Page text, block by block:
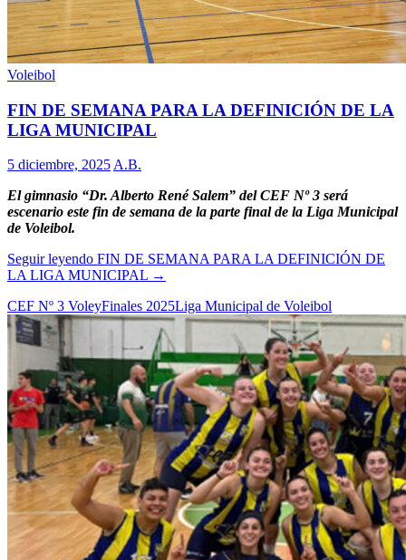
Voleibol
FIN DE SEMANA PARA LA DEFINICIÓN DE LA
LIGA MUNICIPAL
5 diciembre, 2025 A.B.
El gimnasio “Dr. Alberto René Salem” del CEF Nº 3 será
escenario este fin de semana de la parte final de la Liga Municipal
de Voleibol.
Seguir leyendo FIN DE SEMANA PARA LA DEFINICIÓN DE
LA LIGA MUNICIPAL →
CEF Nº 3 VoleyFinales 2025Liga Municipal de Voleibol